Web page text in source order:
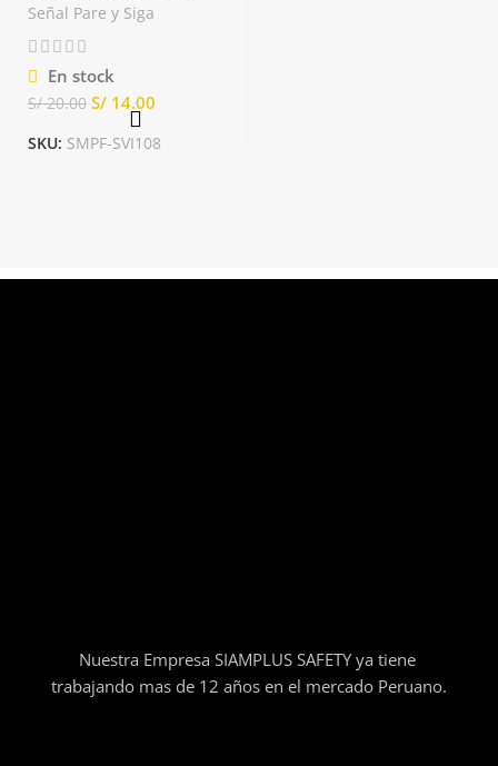
Señal Pare y Siga
En stock
S/20.00 S/ 14.00
SKU: SMPF-SVI108
Nuestra Empresa SIAMPLUS SAFETY ya tiene
trabajando mas de 12 años en el mercado Peruano.